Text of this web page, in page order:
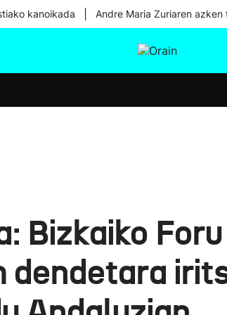
kanoikada Andre Maria Zuriaren azken
Bizkaiko